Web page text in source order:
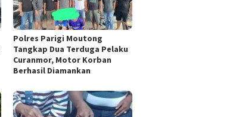
Polres Parigi Moutong
Tangkap Dua Terduga Pelaku
Curanmor, Motor Korban
Berhasil Diamankan